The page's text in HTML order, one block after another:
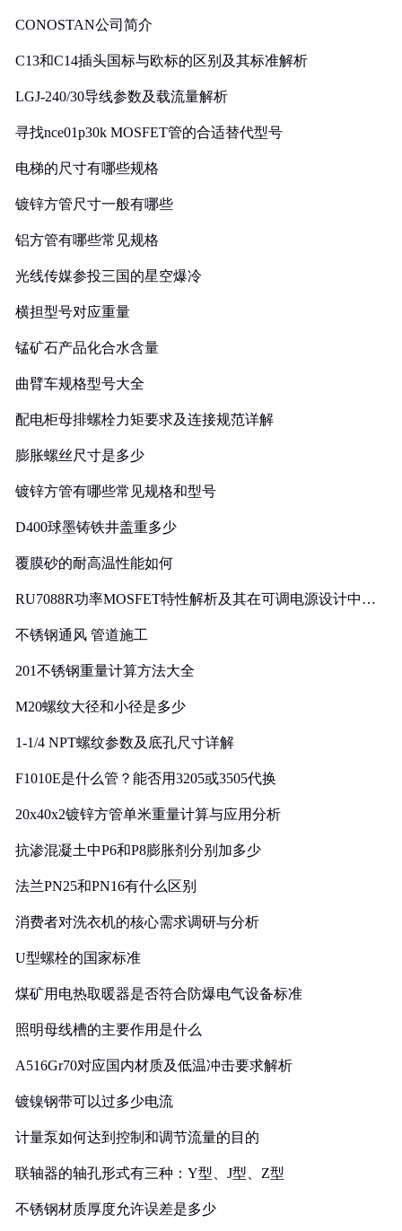
CONOSTAN公司简介
C13和C14插头国标与欧标的区别及其标准解析
LGJ-240/30导线参数及载流量解析
寻找nce01p30k MOSFET管的合适替代型号
电梯的尺寸有哪些规格
镀锌方管尺寸一般有哪些
铝方管有哪些常见规格
光线传媒参投三国的星空爆冷
横担型号对应重量
锰矿石产品化合水含量
曲臂车规格型号大全
配电柜母排螺栓力矩要求及连接规范详解
膨胀螺丝尺寸是多少
镀锌方管有哪些常见规格和型号
D400球墨铸铁井盖重多少
覆膜砂的耐高温性能如何
RU7088R功率MOSFET特性解析及其在可调电源设计中的
不锈钢通风 管道施工
201不锈钢重量计算方法大全
M20螺纹大径和小径是多少
1-1/4 NPT螺纹参数及底孔尺寸详解
F1010E是什么管？能否用3205或3505代换
20x40x2镀锌方管单米重量计算与应用分析
抗渗混凝土中P6和P8膨胀剂分别加多少
法兰PN25和PN16有什么区别
消费者对洗衣机的核心需求调研与分析
U型螺栓的国家标准
煤矿用电热取暖器是否符合防爆电气设备标准
照明母线槽的主要作用是什么
A516Gr70对应国内材质及低温冲击要求解析
镀镍钢带可以过多少电流
计量泵如何达到控制和调节流量的目的
联轴器的轴孔形式有三种：Y型、J型、Z型
不锈钢材质厚度允许误差是多少